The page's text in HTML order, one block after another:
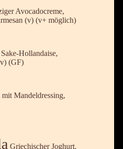
Avocadocreme,
(v) (v+ möglich)
Hollandaise,
(GF)
mit Mandeldressing,
Griechischer Joghurt,